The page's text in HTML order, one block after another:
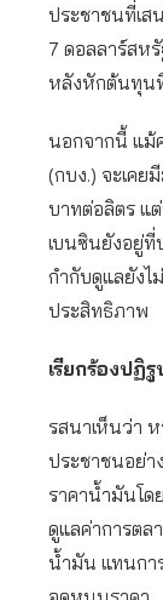
ประชาชนที่เส
7 ดอลลาร์สห
หลังหักต้นทุน
นอกจากนี้ แม้
(กบง.) จะเคย
บาทต่อลิตร แ
เบนซินยังอยู่
กำกับดูแลยัง
ประสิทธิภาพ
เรียกร้องปฏิ
รสนาเห็นว่า
ประชาชนอย่า
ราคาน้ำมันโด
ดูแลค่าการต
น้ำมัน แทนกา